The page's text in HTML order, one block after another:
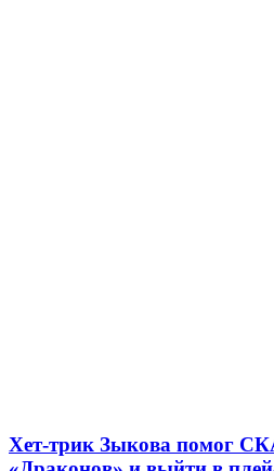
Хет-трик Зыкова помог